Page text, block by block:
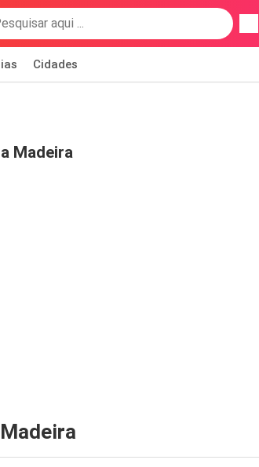
Cidades
Madeira